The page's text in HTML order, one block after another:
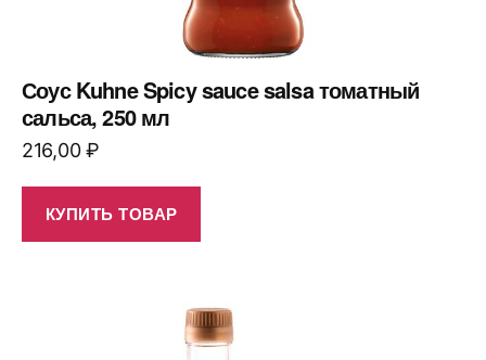
Соус Kuhne Spicy sauce salsa томатный
сальса, 250 мл
216,00₽
КУПИТЬ ТОВАР